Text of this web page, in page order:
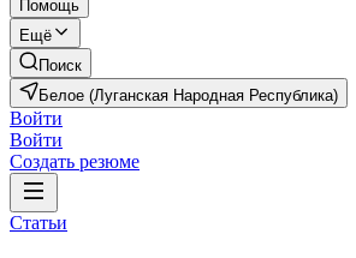
Помощь
Ещё
Поиск
Белое (Луганская Народная Республика)
Войти
Войти
Создать резюме
Статьи